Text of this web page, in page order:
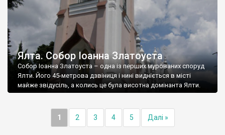
Ялта. Собор Іоанна Златоуста
Собор Іоанна Златоуста – одна із перших мурованих споруд
Ялти. Його 45-метрова дзвіниця і нині видніється в місті
майже звідусіль, а колись це була висотна домінанта Ялти.
1 2 3 4 5 Далі »